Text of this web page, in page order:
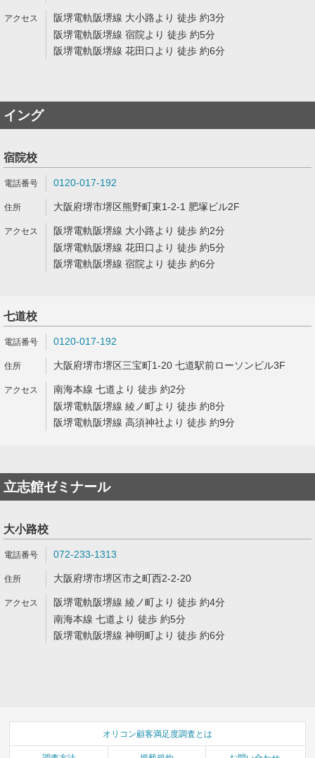
阪堺電軌阪堺線 大小路より 徒歩 約3分
阪堺電軌阪堺線 宿院より 徒歩 約5分
阪堺電軌阪堺線 花田口より 徒歩 約6分
イング
宿院校
0120-017-192
大阪府堺市堺区熊野町東1-2-1 肥塚ビル2F
阪堺電軌阪堺線 大小路より 徒歩 約2分
阪堺電軌阪堺線 花田口より 徒歩 約5分
阪堺電軌阪堺線 宿院より 徒歩 約6分
七道校
0120-017-192
大阪府堺市堺区三宝町1-20 七道駅前ローソンビル3F
南海本線 七道より 徒歩 約2分
阪堺電軌阪堺線 綾ノ町より 徒歩 約8分
阪堺電軌阪堺線 高須神社より 徒歩 約9分
立志館ゼミナール
大小路校
072-233-1313
大阪府堺市堺区市之町西2-2-20
阪堺電軌阪堺線 綾ノ町より 徒歩 約4分
南海本線 七道より 徒歩 約5分
阪堺電軌阪堺線 神明町より 徒歩 約6分
オリコン顧客満足度調査とは